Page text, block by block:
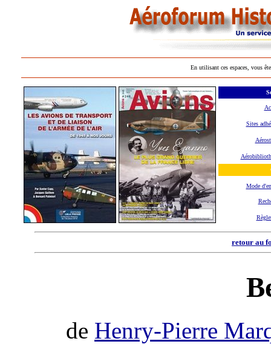
En utilisant ces espaces, vous
Sites
Mode
retour au
de Henry-Pierre